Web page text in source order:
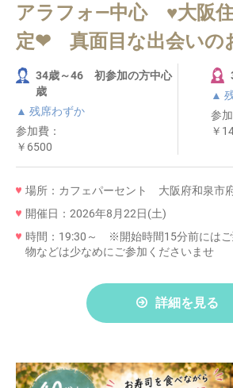
アラフォ―中心 ♥大阪
定❤ 真面目な出会いの
34歳～46 初参加の方中心
歳
▲ 残席わずか
参加費：
￥6500
▲
参加
￥
場所：カフェパーセント 大阪府和泉市
開催日：2026年8月22日(土)
時間：19:30～ ※開始時間15分前には
物などは少なめにご参加くださいませ
詳細を見る